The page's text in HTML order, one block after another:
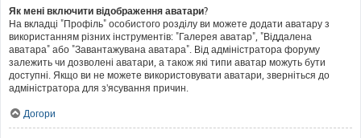
Як мені включити відображення аватари?
На вкладці "Профіль" особистого розділу ви можете додати аватару з
використанням різних інструментів: "Галерея аватар", "Віддалена
аватара" або "Завантажувана аватара". Від адміністратора форуму
залежить чи дозволені аватари, а також які типи аватар можуть бути
доступні. Якщо ви не можете використовувати аватари, зверніться до
адміністратора для з'ясування причин.
Догори